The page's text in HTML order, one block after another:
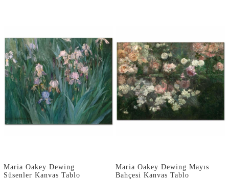
Maria Oakey Dewing
Süsenler Kanvas Tablo
Maria Oakey Dewing Mayıs
Bahçesi Kanvas Tablo